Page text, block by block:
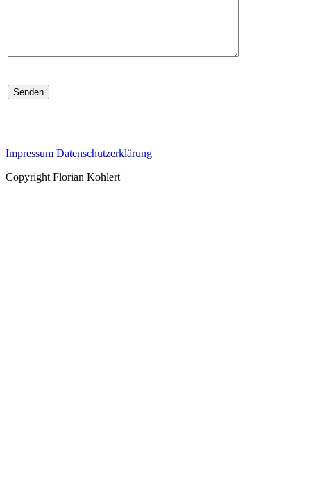
Impressum Datenschutzerklärung
Copyright Florian Kohlert